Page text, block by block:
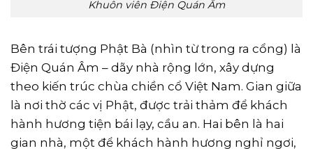
Khuôn viên Điện Quán Âm
Bên trái tượng Phật Bà (nhìn từ trong ra cổng) là
Điện Quán Âm – dãy nhà rộng lớn, xây dựng
theo kiến trúc chùa chiền cổ Việt Nam. Gian giữa
là nơi thờ các vị Phật, được trải thảm để khách
hành hương tiện bái lạy, cầu an. Hai bên là hai
gian nhà, một để khách hành hương nghỉ ngơi,